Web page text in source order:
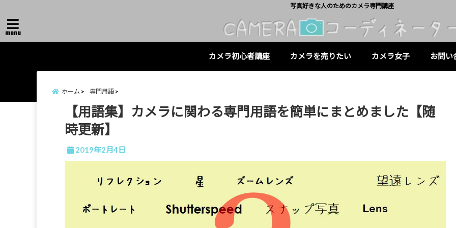
写真好きな人のためのカメラ専門講座
menu
カメラ初心者講座 カメラを売りたい カメラ女子 お問い
ホーム 専門用語
【用語集】カメラに関わる専門用語を簡単にまとめました【随
時更新】
2019年2月4日